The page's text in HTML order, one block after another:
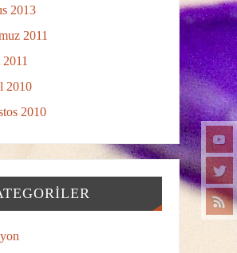
2013
2011
2010
2010